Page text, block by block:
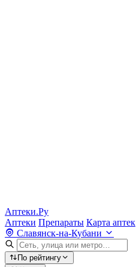
Аптеки.Ру
Аптеки Препараты Карта аптек
Славянск-на-Кубани
По рейтингу